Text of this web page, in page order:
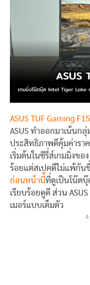
ASUS TUF Gaming F15
ASUS ทำออกมาเน้นก
ประสิทธิภาพดีคุ้มค่ารา
เริ่มต้นในซีรี่ส์เกมมิ่งขอ
ร้อยแต่สเปคดีไม่แพ้กัน
ก่อนหน้านี้ที่ดูเป็นโน๊ตบุ๊
เรียบร้อยดูดี ส่วน
เมอร์แบบเต็มตัว